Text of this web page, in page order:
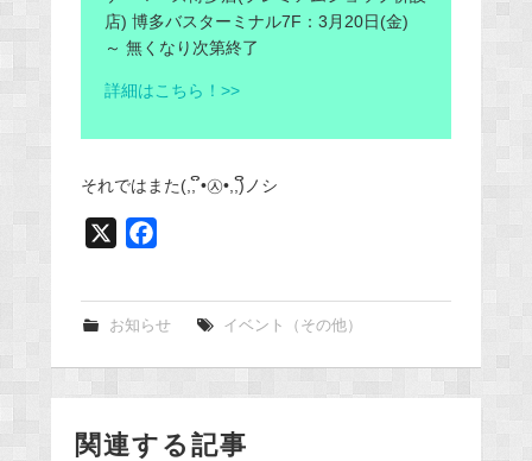
店) 博多バスターミナル7F：3月20日(金)
～ 無くなり次第終了
詳細はこちら！>>
それではまた(,, ິ•㉦•,,)ິノシ
e
k
お知らせ イベント（その他）
関連する記事